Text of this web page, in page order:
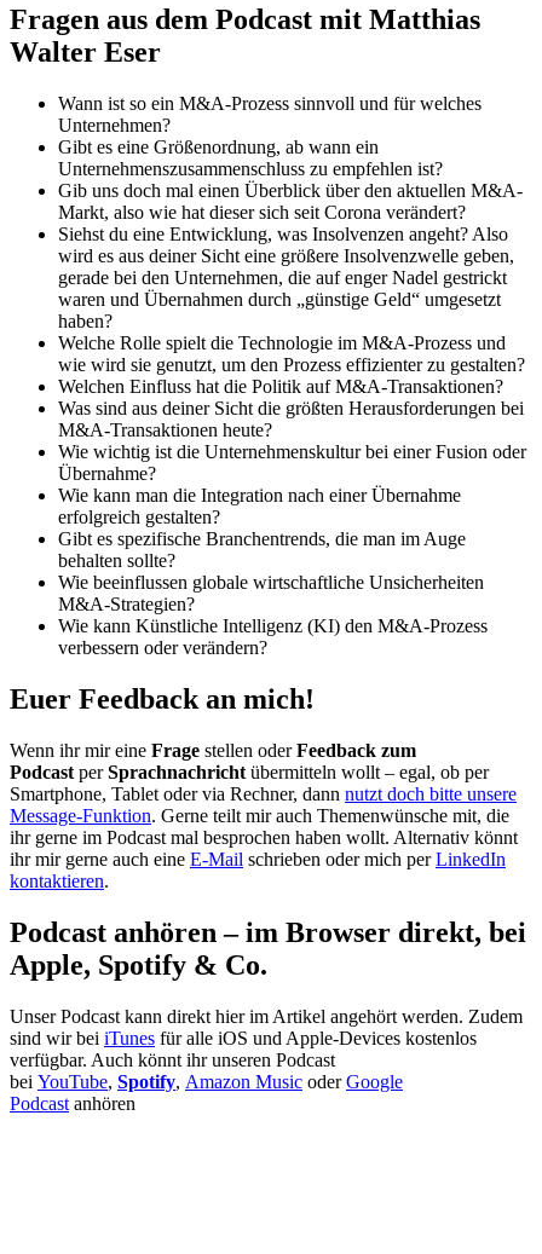
Fragen aus dem Podcast mit Matthias
Walter Eser
Wann ist so ein M&A-Prozess sinnvoll und für welches
Unternehmen?
Gibt es eine Größenordnung, ab wann ein
Unternehmenszusammenschluss zu empfehlen ist?
Gib uns doch mal einen Überblick über den aktuellen M&A-
Markt, also wie hat dieser sich seit Corona verändert?
Siehst du eine Entwicklung, was Insolvenzen angeht? Also
wird es aus deiner Sicht eine größere Insolvenzwelle geben,
gerade bei den Unternehmen, die auf enger Nadel gestrickt
waren und Übernahmen durch „günstige Geld“ umgesetzt
haben?
Welche Rolle spielt die Technologie im M&A-Prozess und
wie wird sie genutzt, um den Prozess effizienter zu gestalten?
Welchen Einfluss hat die Politik auf M&A-Transaktionen?
Was sind aus deiner Sicht die größten Herausforderungen bei
M&A-Transaktionen heute?
Wie wichtig ist die Unternehmenskultur bei einer Fusion oder
Übernahme?
Wie kann man die Integration nach einer Übernahme
erfolgreich gestalten?
Gibt es spezifische Branchentrends, die man im Auge
behalten sollte?
Wie beeinflussen globale wirtschaftliche Unsicherheiten
M&A-Strategien?
Wie kann Künstliche Intelligenz (KI) den M&A-Prozess
verbessern oder verändern?
Euer Feedback an mich!
Wenn ihr mir eine Frage stellen oderFeedback zum
Podcast perSprachnachricht übermitteln wollt – egal, ob per
Smartphone, Tablet oder via Rechner, dann nutzt doch bitte unsere
Message-Funktion. Gerne teilt mir auch Themenwünsche mit, die
ihr gerne im Podcast mal besprochen haben wollt. Alternativ könnt
ihr mir gerne auch eine E-Mail schrieben oder mich perLinkedIn
kontaktieren.
Podcast anhören – im Browser direkt, bei
Apple, Spotify & Co.
Unser Podcast kann direkt hier im Artikel angehört werden. Zudem
sind wir bei iTunes für alle iOS und Apple-Devices kostenlos
verfügbar. Auch könnt ihr unseren Podcast
bei YouTube, Spotify, Amazon Music oderGoogle
Podcast anhören